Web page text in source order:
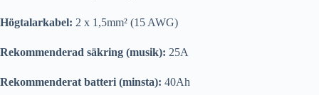
Högtalarkabel: 2 x 1,5mm² (15 AWG)
Rekommenderad säkring (musik): 25A
Rekommenderat batteri (minsta): 40Ah